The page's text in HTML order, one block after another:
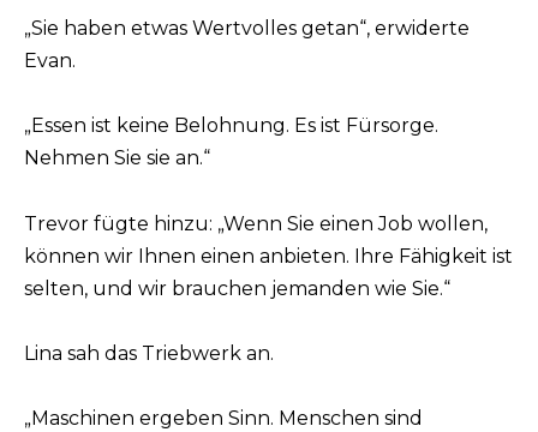
„Sie haben etwas Wertvolles getan“, erwiderte
Evan.
„Essen ist keine Belohnung. Es ist Fürsorge.
Nehmen Sie sie an.“
Trevor fügte hinzu: „Wenn Sie einen Job wollen,
können wir Ihnen einen anbieten. Ihre Fähigkeit ist
selten, und wir brauchen jemanden wie Sie.“
Lina sah das Triebwerk an.
„Maschinen ergeben Sinn. Menschen sind